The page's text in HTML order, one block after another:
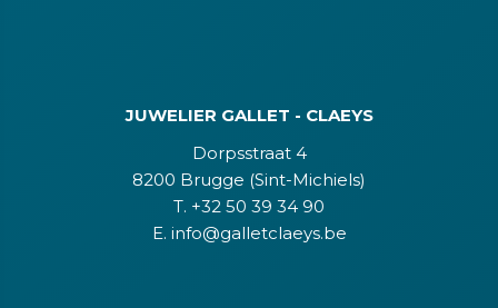
JUWELIER GALLET - CLAEYS
Dorpsstraat 4
8200 Brugge (Sint-Michiels)
T. +32 50 39 34 90
E. info@galletclaeys.be